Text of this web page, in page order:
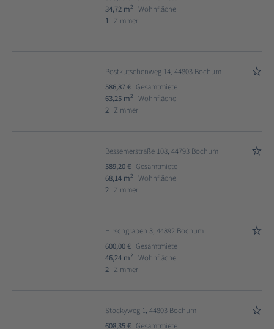
34,72 m2
Wohnfläche
1 Zimmer
Postkutschenweg 14, 44803 Bochum
586,87 € Gesamtmiete
63,25 m2
Wohnfläche
2 Zimmer
Bessemerstraße 108, 44793 Bochum
589,20 € Gesamtmiete
68,14 m2
Wohnfläche
2 Zimmer
Hirschgraben 3, 44892 Bochum
600,00 € Gesamtmiete
46,24 m2
Wohnfläche
2 Zimmer
Stockyweg 1, 44803 Bochum
608,35 € Gesamtmiete